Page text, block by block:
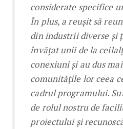
considerate specifice
În plus, a reușit să
din industrii diverse și
învățat unii de la
conexiuni și au dus
comunitățile lor ceea
cadrul programului.
de rolul nostru de
proiectului și